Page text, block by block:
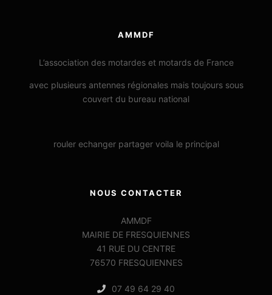
AMMDF
L’association des motardes et motards de France
avec plusieurs antennes régionales mais toujours sous
couvert du bureau national
rouler echanger partager voila le principal
NOUS CONTACTER
AMMDF
MAIRIE DE FRESQUIENNES
41 RUE DU CENTRE
76570 FRESQUIENNES
07 49 64 29 40